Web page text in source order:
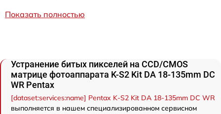
Показать полностью
Устранение битых пикселей на CCD/CMOS
матрице фотоаппарата K-S2 Kit DA 18-135mm DC
WR Pentax
[dataset:services:name] Pentax K-S2 Kit DA 18-135mm DC WR
выполняется в нашем специализированном сервисном